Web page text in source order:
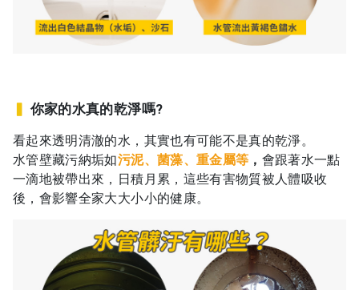
你家的水真的乾淨嗎?
看起來透明清澈的水，其實也有可能不是真的乾淨。
水管壁藏污納垢如污泥、菌藻、重金屬等 ， 會跟著水一點
一滴地被帶出來，日積月累，這些有害物質被人體吸收
後，會影響全家大大小小的健康。